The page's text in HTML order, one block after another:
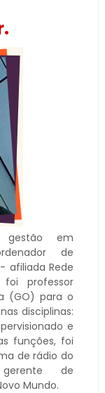
gestão em
de
afiliada Rede
professor
(GO) para o
disciplinas:
e
funções, foi
de rádio do
de
Mundo.